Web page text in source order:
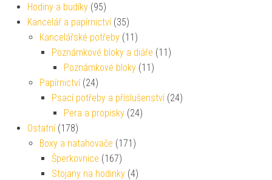
Hodiny a budíky (95)
Kancelář a papírnictví (35)
Kancelářské potřeby (11)
Poznámkové bloky a diáře (11)
Poznámkové bloky (11)
Papírnictví (24)
Psací potřeby a příslušenství (24)
Pera a propisky (24)
Ostatní (178)
Boxy a natahovače (171)
Šperkovnice (167)
Stojany na hodinky (4)